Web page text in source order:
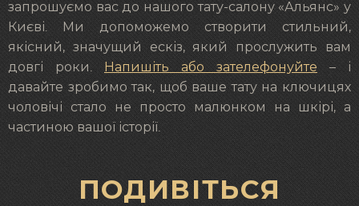
запрошуємо вас до нашого тату-салону «Альянс» у
Києві. Ми допоможемо створити стильний,
якісний, значущий ескіз, який прослужить вам
довгі роки.
Напишіть або зателефонуйте– і
давайте зробимо так, щоб ваше тату на ключицях
чоловічі стало не просто малюнком на шкірі, а
частиною вашої історії.
ПОДИВІТЬСЯ